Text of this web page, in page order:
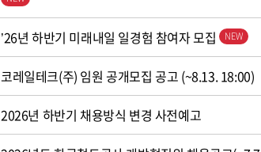
’26년 하반기 미래내일 일경험 참여자 모집
코레일테크(주) 임원 공개모집 공고 (~8.13. 18:00)
2026년 하반기 채용방식 변경 사전예고